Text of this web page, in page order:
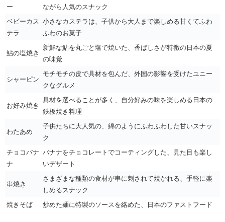
ー
ながら人気のスナック
ベビーカス
テラ
小さなカステラは、子供から大人まで楽しめる甘くてふわ
ふわのお菓子
鮎の塩焼き
新鮮な鮎を丸ごと塩で焼いた、香ばしさが特徴の日本の夏
の味覚
シャーピン
モチモチの皮で具材を包んだ、外国の影響を受けたユニー
クなグルメ
お好み焼き
具材を選べることが多く、自分好みの味を楽しめる日本の
鉄板焼き料理
わたあめ
子供たちに大人気の、綿のようにふわふわした甘いスナッ
ク
チョコバナ
ナ
バナナをチョコレートでコーティングした、見た目も楽し
いデザート
串焼き
さまざまな種類の食材が串に刺されて焼かれる、手軽に楽
しめるスナック
焼きそば
炒めた麺に特製のソースを絡めた、日本のファストフード